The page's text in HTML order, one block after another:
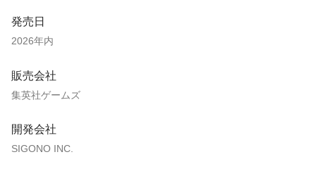
発売日
2026年内
販売会社
集英社ゲームズ
開発会社
SIGONO INC.